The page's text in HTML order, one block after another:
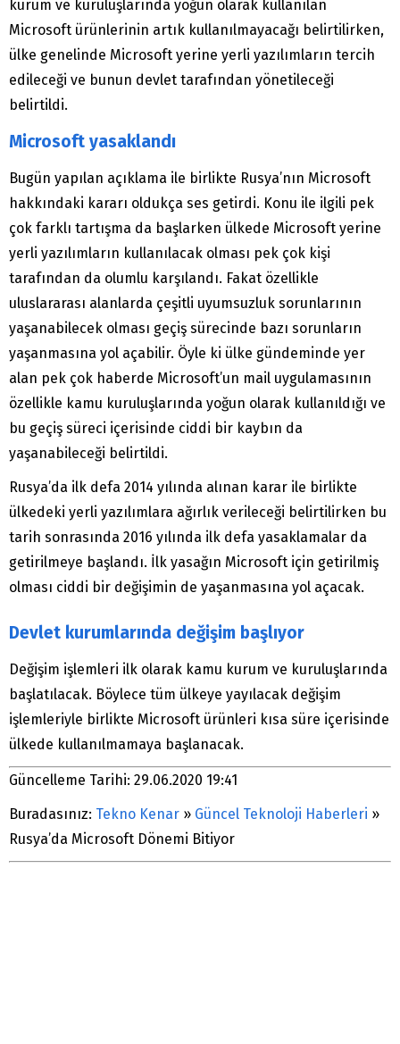
kurum ve kuruluşlarında yoğun olarak kullanılan
Microsoft ürünlerinin artık kullanılmayacağı belirtilirken,
ülke genelinde Microsoft yerine yerli yazılımların tercih
edileceği ve bunun devlet tarafından yönetileceği
belirtildi.
Microsoft yasaklandı
Bugün yapılan açıklama ile birlikte Rusya’nın Microsoft
hakkındaki kararı oldukça ses getirdi. Konu ile ilgili pek
çok farklı tartışma da başlarken ülkede Microsoft yerine
yerli yazılımların kullanılacak olması pek çok kişi
tarafından da olumlu karşılandı. Fakat özellikle
uluslararası alanlarda çeşitli uyumsuzluk sorunlarının
yaşanabilecek olması geçiş sürecinde bazı sorunların
yaşanmasına yol açabilir. Öyle ki ülke gündeminde yer
alan pek çok haberde Microsoft’un mail uygulamasının
özellikle kamu kuruluşlarında yoğun olarak kullanıldığı ve
bu geçiş süreci içerisinde ciddi bir kaybın da
yaşanabileceği belirtildi.
Rusya’da ilk defa 2014 yılında alınan karar ile birlikte
ülkedeki yerli yazılımlara ağırlık verileceği belirtilirken bu
tarih sonrasında 2016 yılında ilk defa yasaklamalar da
getirilmeye başlandı. İlk yasağın Microsoft için getirilmiş
olması ciddi bir değişimin de yaşanmasına yol açacak.
Devlet kurumlarında değişim başlıyor
Değişim işlemleri ilk olarak kamu kurum ve kuruluşlarında
başlatılacak. Böylece tüm ülkeye yayılacak değişim
işlemleriyle birlikte Microsoft ürünleri kısa süre içerisinde
ülkede kullanılmamaya başlanacak.
Güncelleme Tarihi: 29.06.2020 19:41
Buradasınız: Tekno Kenar » Güncel Teknoloji Haberleri »
Rusya’da Microsoft Dönemi Bitiyor